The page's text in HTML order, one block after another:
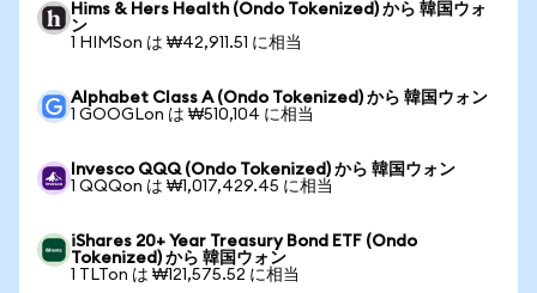
Hims & Hers Health (Ondo Tokenized) から 韓国ウォ
ン
1 HIMSon は ₩42,911.51 に相当
Alphabet Class A (Ondo Tokenized) から 韓国ウォン
1 GOOGLon は ₩510,104 に相当
Invesco QQQ (Ondo Tokenized) から 韓国ウォン
1 QQQon は ₩1,017,429.45 に相当
iShares 20+ Year Treasury Bond ETF (Ondo
Tokenized) から 韓国ウォン
1 TLTon は ₩121,575.52 に相当